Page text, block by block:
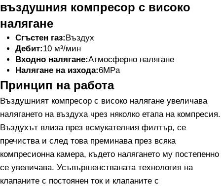
въздушния компресор с високо
налягане
Сгъстен газ:Въздух
Дебит:10 м³/мин
Входно налягане:Атмосферно налягане
Налягане на изхода:6MPa
Принцип на работа
Въздушният компресор с високо налягане увеличава
налягането на въздуха чрез няколко етапа на компресия.
Въздухът влиза през всмукателния филтър, се
пречиства и след това преминава през всяка
компресионна камера, където налягането му постепенно
се увеличава. Усъвършенстваната технология на
клапаните с постоянен ток и клапаните с